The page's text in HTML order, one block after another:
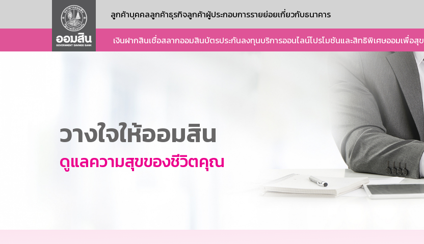
ลูกค้าบุคคลลูกค้าธุรกิจลูกค้าผู้ประกอบการรายย่อยเกี่ยวกับธนาคาร
เงินฝากสินเชื่อสลากออมสินบัตรประกันลงทุนบริการออนไลน์โปรโมชันและสิทธิพิเศษออมเพื่อสุข
วางใจให้ออมสิน
ดูแลความสุขของชีวิตคุณ